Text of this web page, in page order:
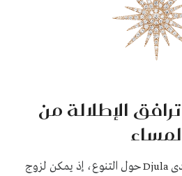
الإطلالة من
Djulaحول التنوع، إذ يمكن لزوج